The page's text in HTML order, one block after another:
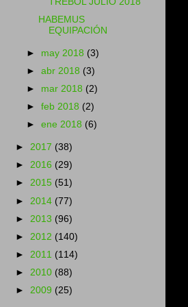
HABEMUS
EQUIPACIÓN
► may 2018 (3)
►abr 2018 (3)
► mar 2018 (2)
►feb 2018 (2)
►ene 2018 (6)
► 2017 (38)
► 2016 (29)
► 2015 (51)
► 2014 (77)
► 2013 (96)
► 2012 (140)
► 2011 (114)
► 2010 (88)
► 2009 (25)